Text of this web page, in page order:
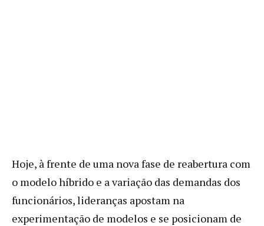
Hoje, à frente de uma nova fase de reabertura com
o modelo híbrido e a variação das demandas dos
funcionários, lideranças apostam na
experimentação de modelos e se posicionam de